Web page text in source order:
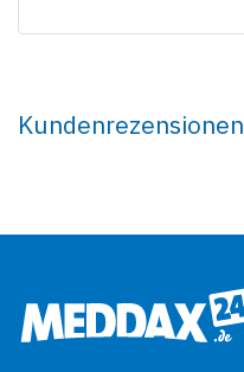
Kundenrezensionen